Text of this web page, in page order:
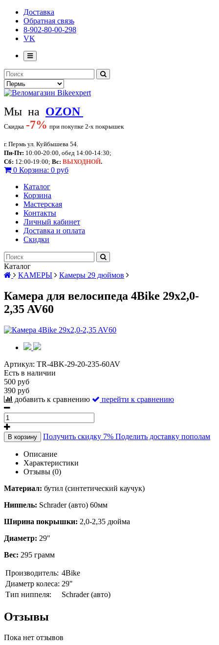
Доставка
Обратная связь
8-902-80-00-298
VK
Мы на OZON
Скидка -7% при покупке 2-х покрышек
г. Пермь ул. Куйбышева 54.
Пн-Пт: 10:00-20:00, обед 14:00-14:30;
Сб: 12:00-19:00; Вс: ВЫХОДНОЙ.
0 Корзина: 0 руб
Каталог
Корзина
Мастерская
Контакты
Личный кабинет
Доставка и оплата
Скидки
Каталог
КАМЕРЫ
Камеры 29 дюймов
Камера для велосипеда 4Bike 29x2,0-
2,35 AV60
Артикул: TR-4BK-29-20-235-60AV
Есть в наличии
500 руб
390 руб
добавить к сравнению
перейти к сравнению
В корзину Получить скидку 7% Поделить доставку пополам
Описание
Характеристики
Отзывы (0)
Материал: бутил (синтетический каучук)
Ниппель: Schrader (авто) 60мм
Ширина покрышки: 2,0-2,35 дюйма
Диаметр: 29"
Вес: 295 грамм
Производитель: 4Bike
Диаметр колеса: 29"
Тип ниппеля:
Schrader (авто)
Отзывы
Пока нет отзывов